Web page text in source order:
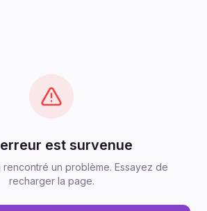
est survenue
rencontré un problème. Essayez de
recharger la page.